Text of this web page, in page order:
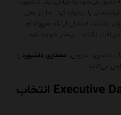
را برطرف کرد. اما در عمل،
باشند، احتمال اینکه هیچ‌کدام
دریافت نکنند، بیشتر خواهد شد.
داشبورد عمومی، معماری داشبورد را
می‌کنند.
چه زمانی Executive Dashboard انتخاب